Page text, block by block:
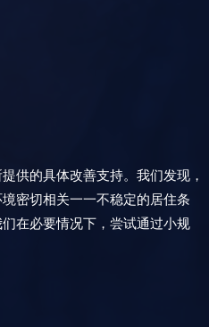
供的具体改善支持。我们发现，
密切相关一一不稳定的居住条
在必要情况下，尝试通过小规